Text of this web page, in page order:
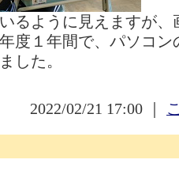
るように見えますが
度１年間で、パソコ
した。
2022/02/21 17:00 ｜